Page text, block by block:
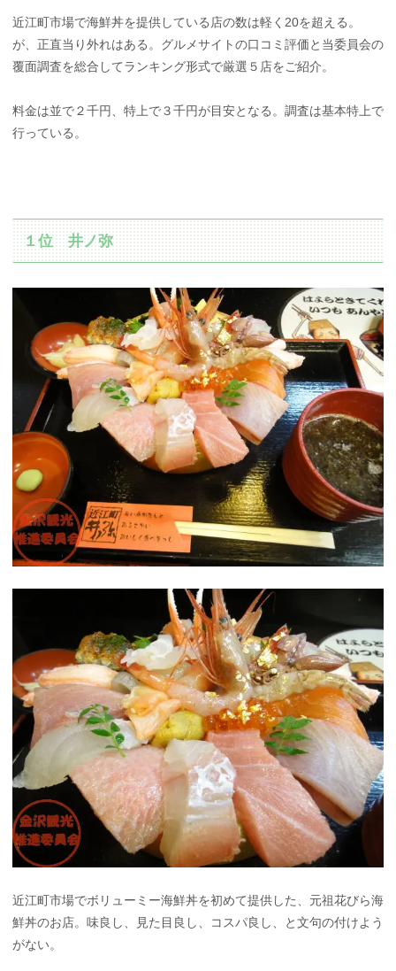
近江町市場で海鮮丼を提供している店の数は軽く20を超える。
が、正直当り外れはある。グルメサイトの口コミ評価と当委員会の
覆面調査を総合してランキング形式で厳選５店をご紹介。
料金は並で２千円、特上で３千円が目安となる。調査は基本特上で
行っている。
１位 井ノ弥
近江町市場でボリューミー海鮮丼を初めて提供した、元祖花びら海
鮮丼のお店。味良し、見た目良し、コスパ良し、と文句の付けよう
がない。